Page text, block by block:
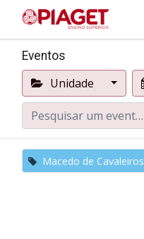
Eventos
Unidade
Macedo de Cavaleiros